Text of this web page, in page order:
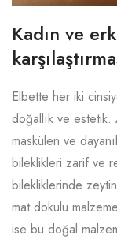
Kadın ve
Elbette her iki
doğallık ve
maskülen ve
bileklikleri zarif ve
bilekliklerinde
mat dokulu
ise bu doğal